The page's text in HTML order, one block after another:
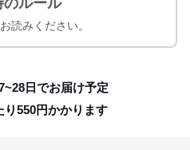
のルール
読みください。
日でお届け予定
り550円かかります